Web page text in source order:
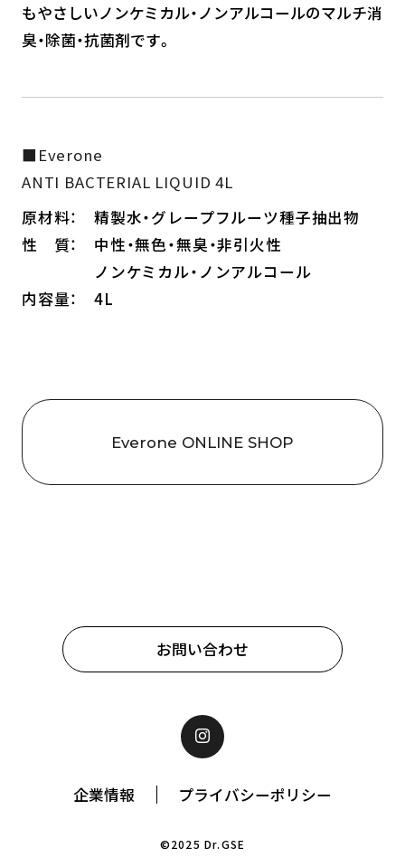
もやさしいノンケミカル・ノンアルコールのマルチ消
臭・除菌・抗菌剤です。
■Everone
ANTI BACTERIAL LIQUID 4L
原材料：
精製水・グレープフルーツ種子抽出物
性 質：
中性・無色・無臭・非引火性
ノンケミカル・ノンアルコール
内容量：
4L
Everone ONLINE SHOP
お問い合わせ
企業情報 プライバシーポリシー
©2025 Dr.GSE